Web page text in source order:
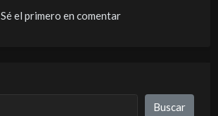
Sé el primero en comentar
Buscar